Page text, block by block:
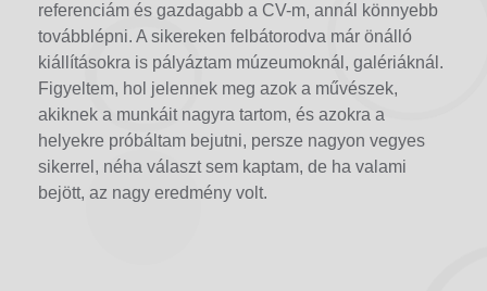
referenciám és gazdagabb a CV-m, annál könnyebb
továbblépni. A sikereken felbátorodva már önálló
kiállításokra is pályáztam múzeumoknál, galériáknál.
Figyeltem, hol jelennek meg azok a művészek,
akiknek a munkáit nagyra tartom, és azokra a
helyekre próbáltam bejutni, persze nagyon vegyes
sikerrel, néha választ sem kaptam, de ha valami
bejött, az nagy eredmény volt.